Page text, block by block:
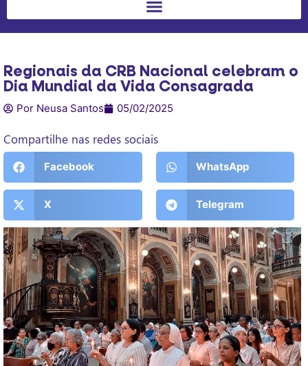
Regionais da CRB Nacional celebram o
Dia Mundial da Vida Consagrada
Por Neusa Santos 05/02/2025
Compartilhe nas redes sociais
Facebook WhatsApp
X Telegram